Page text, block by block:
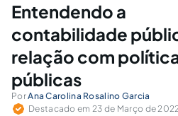
Entendendo a
contabilidade
relação com
públicas
PorAna Carolina Rosalino Garcia
Destacado em 23 de Março de